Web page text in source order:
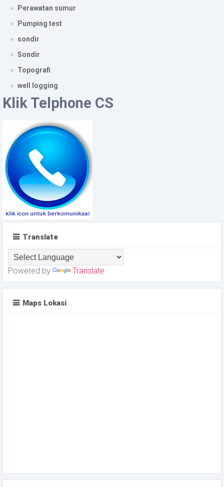
Perawatan sumur
Pumping test
sondir
Sondir
Topografi
well logging
Klik Telphone CS
Translate
Powered by Translate
Maps Lokasi